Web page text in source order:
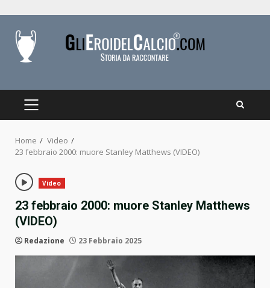
content
PRIMARY
Home
Video
23 febbraio 2000: muore Stanley Matthews (VIDEO)
Video
23 febbraio 2000: muore Stanley Matthews
(VIDEO)
Redazione 23 Febbraio 2025